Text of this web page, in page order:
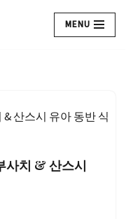
MENU
사치 & 산스시